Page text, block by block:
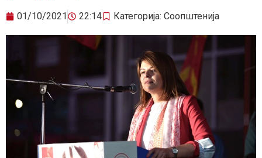
01/10/2021 22:14 Категорија: Соопштенија